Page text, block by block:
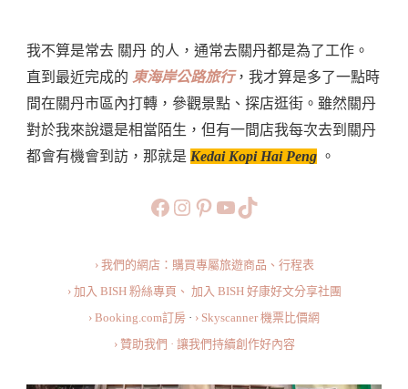
西
亞
味
道：
The
Breakfast
Kedai
Kopi
Hai
Peng,
我不算是常去 關丹 的人，通常去關丹都是為了工作。
直到最近完成的 東海岸公路旅行，我才算是多了一點時
間在關丹市區內打轉，參觀景點、探店逛街。雖然關丹
對於我來說還是相當陌生，但有一間店我每次去到關丹
都會有機會到訪，那就是 Kedai Kopi Hai Peng 。
https://www.facebook.com/
https://
https://
旅行美食小短片TikTok
› 我們的網店：購買專屬旅遊商品、行程表
› 加入 BISH 粉絲專頁、 加入 BISH 好康好文分享社團
› Booking.com訂房 · › Skyscanner 機票比價網
› 贊助我們 · 讓我們持續創作好內容